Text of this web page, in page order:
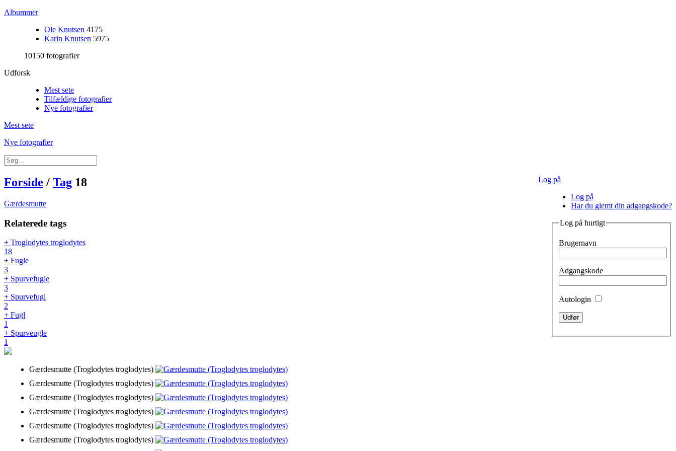
Albummer
Ole Knutsen 4175
Karin Knutsen 5975
10150 fotografier
Udforsk
Mest sete
Tilfældige fotografier
Nye fotografier
Mest sete
Nye fotografier
Log på
Log på
Har du glemt din adgangskode?
Log på hurtigt
Brugernavn
Adgangskode
Autologin
Forside / Tag 18
Gærdesmutte
Relaterede tags
+ Troglodytes troglodytes
18
+ Fugle
3
+ Spurvefugle
3
+ Spurvefugl
2
+ Fugl
1
+ Spurveugle
1
Gærdesmutte (Troglodytes troglodytes)
Gærdesmutte (Troglodytes troglodytes)
Gærdesmutte (Troglodytes troglodytes)
Gærdesmutte (Troglodytes troglodytes)
Gærdesmutte (Troglodytes troglodytes)
Gærdesmutte (Troglodytes troglodytes)